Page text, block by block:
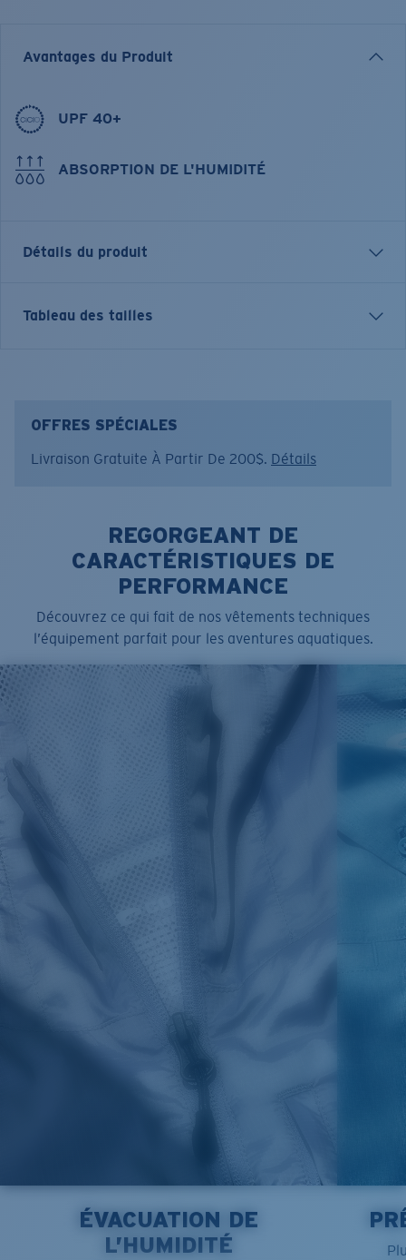
Avantages du Produit
UPF 40+
ABSORPTION DE L'HUMIDITÉ
Détails du produit
T-SHIRT MANCHES LONGUES TECHNICAL CREW
Taille:XL
Tableau des tailles
OFFRES SPÉCIALES
Livraison Gratuite À Partir De 200$. Détails
REGORGEANT DE
CARACTÉRISTIQUES DE
PERFORMANCE
Découvrez ce qui fait de nos vêtements techniques
l’équipement parfait pour les aventures aquatiques.
ÉVACUATION DE
L’HUMIDITÉ